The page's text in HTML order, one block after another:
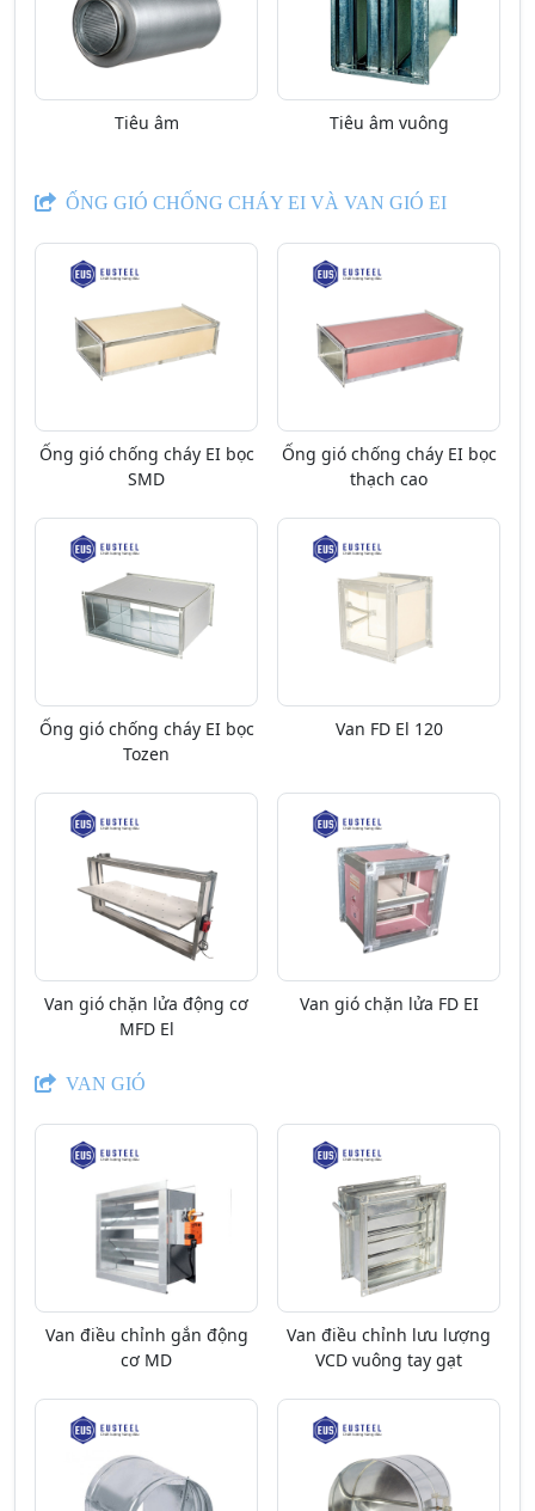
Tiêu âm Tiêu âm vuông
ỐNG GIÓ CHỐNG CHÁY EI VÀ VAN GIÓ EI
Ống gió chống cháy EI bọc
SMD
Ống gió chống cháy EI bọc
thạch cao
Ống gió chống cháy EI bọc
Tozen
Van FD El 120
Van gió chặn lửa động cơ
MFD El
Van gió chặn lửa FD EI
VAN GIÓ
Van điều chỉnh gắn động
cơ MD
Van điều chỉnh lưu lượng
VCD vuông tay gạt